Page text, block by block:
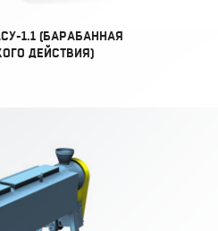
1.1 (БАРАБАННАЯ
ДЕЙСТВИЯ)